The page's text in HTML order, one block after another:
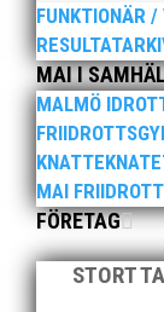
FUNKTIONÄR /
MAI I
MALMÖ
MAI
FÖRETAG
STORT